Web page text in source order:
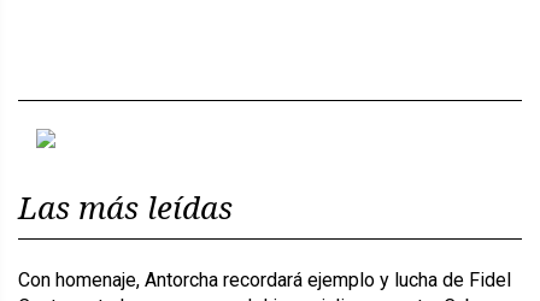
Las más leídas
Con homenaje, Antorcha recordará ejemplo y lucha de Fidel